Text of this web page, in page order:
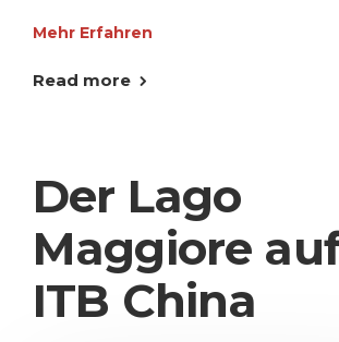
Mehr Erfahren
Read more
Der Lago
Maggiore
ITB China